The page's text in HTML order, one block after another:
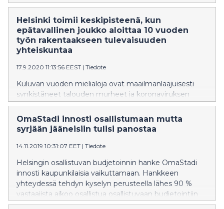
tekevänsä tekoja, joilla hiilijalanjäljet pienenevät
kestävälle tasolle. Valinnat eivät kuitenkaan ole
pelkästään helppoja tai kaikille mahdollisia. Ihmisten
toimien lisäksi tarvitaan kestävien vaihtoehtojen
tarjonnan lisääntymistä ajavaa ohjausta, jotta 1,5 asteen
Helsinki toimii keskipisteenä, kun
epätavallinen joukko aloittaa 10 vuoden
työn rakentaakseen tulevaisuuden
yhteiskuntaa
17.9.2020 11:13:56 EEST | Tiedote
Kuluvan vuoden mielialoja ovat maailmanlaajuisesti
synkistäneet talouden murheet ja koronaviruksen
luoma stressi terveydestä ja vapaudesta. Untitled-
toimijat Alaskasta Australiaan uskovat, että pystymme
vaikuttamaan siihen, millaisessa maailmassa elämme
kriisien jälkeen.
OmaStadi innosti osallistumaan mutta
syrjään jääneisiin tulisi panostaa
14.11.2019 10:31:07 EET | Tiedote
Helsingin osallistuvan budjetoinnin hanke OmaStadi
innosti kaupunkilaisia vaikuttamaan. Hankkeen
yhteydessä tehdyn kyselyn perusteella lähes 90 %
vastaajista aikoo osallistua osallistuvaan budjetointiin
jatkossakin. Samalla kuitenkin osa kaupunkilaisista jäi